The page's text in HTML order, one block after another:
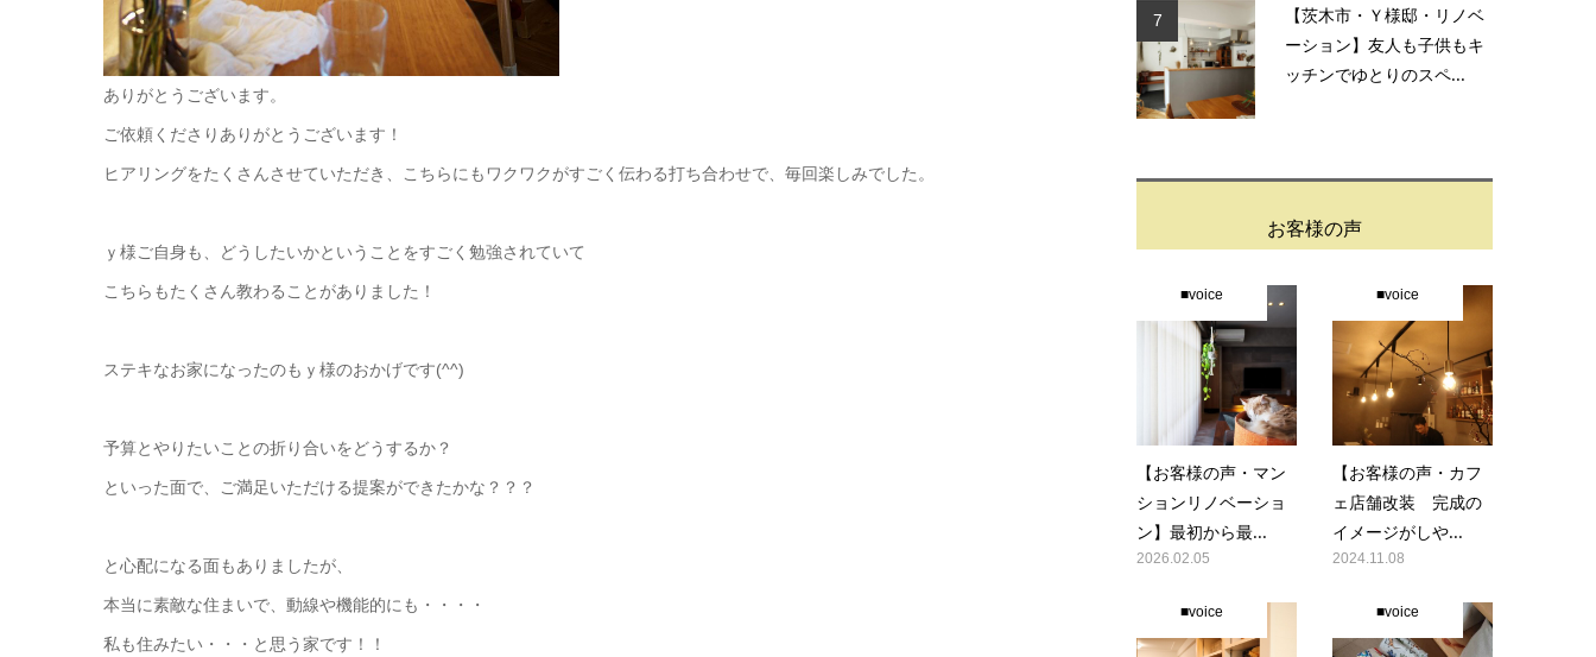
ありがとうございます。
ご依頼くださりありがとうございます！
ヒアリングをたくさんさせていただき、こちらにもワクワクがすごく伝わる打ち合わせで、毎回楽しみでした。
ｙ様ご自身も、どうしたいかということをすごく勉強されていて
こちらもたくさん教わることがありました！
ステキなお家になったのもｙ様のおかげです(^^)
予算とやりたいことの折り合いをどうするか？
といった面で、ご満足いただける提案ができたかな？？？
と心配になる面もありましたが、
本当に素敵な住まいで、動線や機能的にも・・・・
私も住みたい・・・と思う家です！！
7
【茨木市・Ｙ様邸・リノベ
ーション】友人も子供もキ
ッチンでゆとりのスペ...
お客様の声
■voice
【お客様の声・マン
ションリノベーショ
ン】最初から最...
2026.02.05
■voice
【お客様の声・カフ
ェ店舗改装 完成の
イメージがしや...
2024.11.08
■voice ■voice